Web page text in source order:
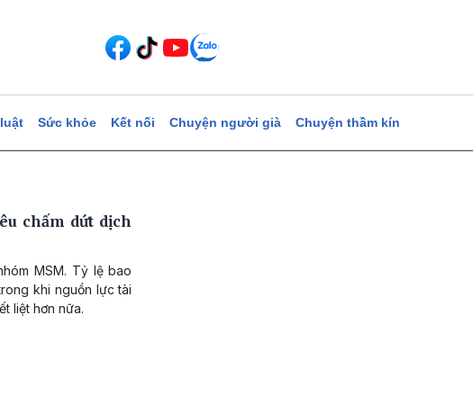
Sức khỏe Kết nối Chuyện người già Chuyện thầm kín
chấm dứt dịch
MSM. Tỷ lệ bao
khi nguồn lực tài
liệt hơn nữa.